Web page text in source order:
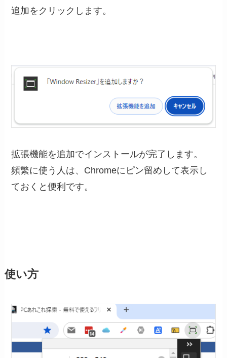
追加をクリックします。
拡張機能を追加でインストールが完了します。
頻繁に使う人は、Chromeにピン留めして表示し
ておくと便利です。
使い方